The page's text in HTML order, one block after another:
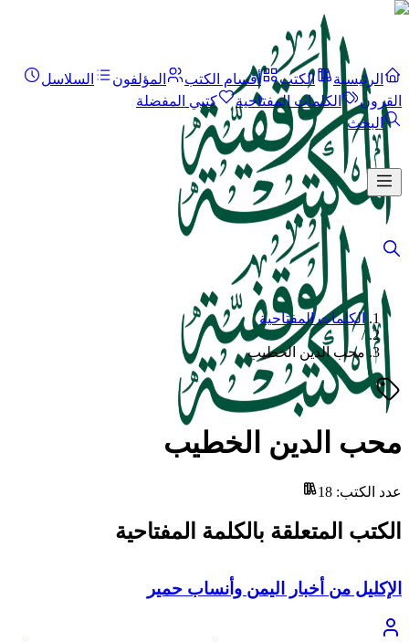
الرئيسية الكتب أقسام الكتب المؤلفون
السلاسل
القرون
الكلمات المفتاحية
كتبي المفضلة
البحث
الكلمات المفتاحية
/
محب الدين الخطيب
محب الدين الخطيب
عدد الكتب:
18
الكتب المتعلقة بالكلمة المفتاحية
الإكليل من أخبار اليمن وأنساب حمير